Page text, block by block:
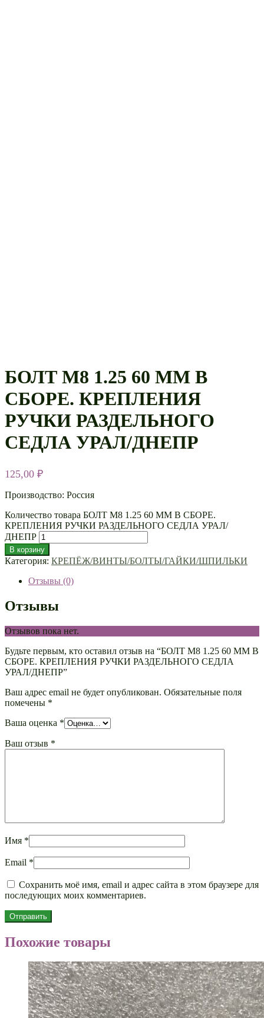
БОЛТ М8 1.25 60 ММ В
СБОРЕ. КРЕПЛЕНИЯ
РУЧКИ РАЗДЕЛЬНОГО
СЕДЛА УРАЛ/ДНЕПР
125,00 ₽
Производство: Россия
Количество товара БОЛТ М8 1.25 60 ММ В СБОРЕ.
КРЕПЛЕНИЯ РУЧКИ РАЗДЕЛЬНОГО СЕДЛА УРАЛ/
ДНЕПР
В корзину
Категория: КРЕПЁЖ/ВИНТЫ/БОЛТЫ/ГАЙКИ/ШПИЛЬКИ
Отзывы (0)
Отзывы
Отзывов пока нет.
Будьте первым, кто оставил отзыв на “БОЛТ М8 1.25 60 ММ В
СБОРЕ. КРЕПЛЕНИЯ РУЧКИ РАЗДЕЛЬНОГО СЕДЛА
УРАЛ/ДНЕПР”
Ваш адрес email не будет опубликован. Обязательные поля
помечены *
Ваша оценка *
Ваш отзыв *
Имя *
Email *
Сохранить моё имя, email и адрес сайта в этом браузере для
последующих моих комментариев.
Похожие товары